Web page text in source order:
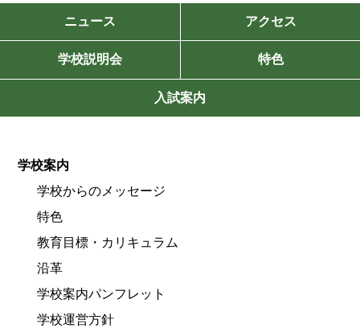
ニュース アクセス
学校説明会 特色
入試案内
学校案内
学校からのメッセージ
特色
教育目標・カリキュラム
沿革
学校案内パンフレット
学校運営方針